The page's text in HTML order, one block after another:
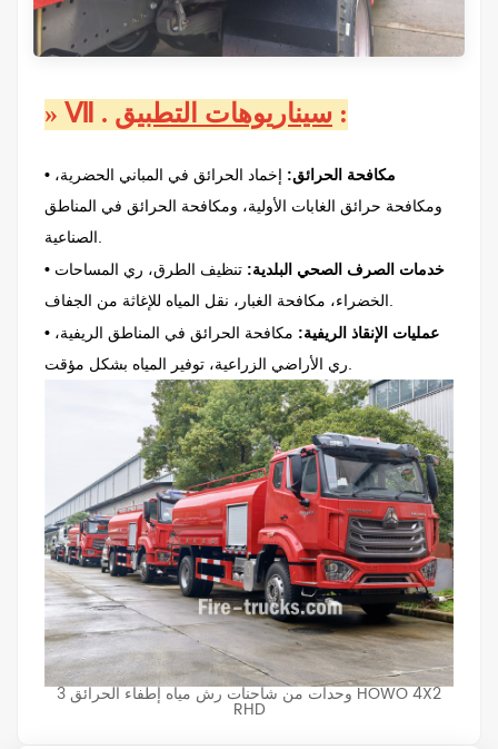
» Ⅶ . :
• مكافحة الحرائق: إخماد الحرائق في المباني الحضرية،
ومكافحة حرائق الغابات الأولية، ومكافحة الحرائق في المناطق
• خدمات الصرف الصحي البلدية: تنظيف الطرق، ري المساحات
• عمليات الإنقاذ الريفية: مكافحة الحرائق في المناطق الريفية،
3 وحدات من شاحنات رش مياه إطفاء الحرائق HOWO 4X2
RHD